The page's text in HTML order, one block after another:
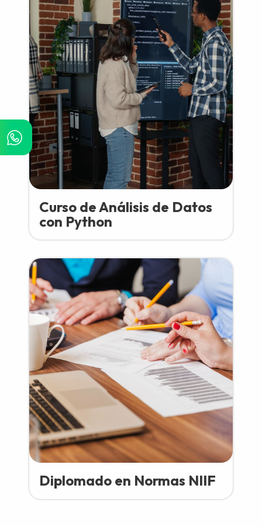
Curso de Análisis de Datos
con Python
Diplomado en Normas NIIF